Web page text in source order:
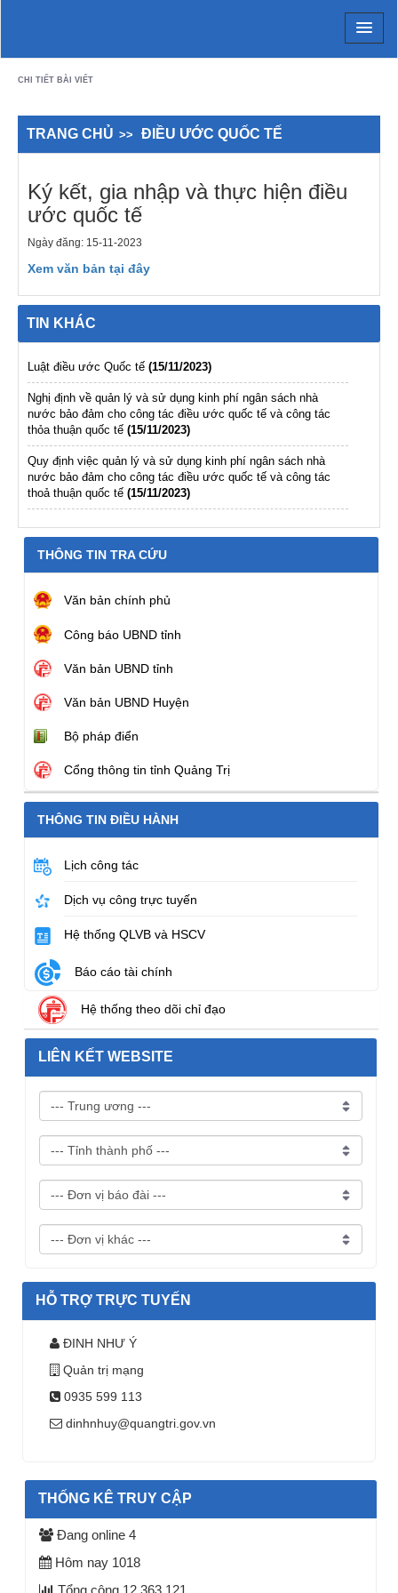
Chi tiết bài viết - Xã Cam Lộ
CHI TIẾT BÀI VIẾT
TRANG CHỦ ĐIỀU ƯỚC QUỐC TẾ
Ký kết, gia nhập và thực hiện điều
ước quốc tế
Ngày đăng: 15-11-2023
Xem văn bản tại đây
TIN KHÁC
Luật điều ước Quốc tế (15/11/2023)
Nghị định về quản lý và sử dụng kinh phí ngân sách nhà
nước bảo đảm cho công tác điều ước quốc tế và công tác
thỏa thuận quốc tế (15/11/2023)
Quy định việc quản lý và sử dụng kinh phí ngân sách nhà
nước bảo đảm cho công tác điều ước quốc tế và công tác
thoả thuận quốc tế (15/11/2023)
THÔNG TIN TRA CỨU
Văn bản chính phủ
Công báo UBND tỉnh
Văn bản UBND tỉnh
Văn bản UBND Huyện
Bộ pháp điển
Cổng thông tin tỉnh Quảng Trị
THÔNG TIN ĐIỀU HÀNH
Lịch công tác
Dịch vụ công trực tuyến
Hệ thống QLVB và HSCV
Báo cáo tài chính
Hệ thống theo dõi chỉ đạo
LIÊN KẾT WEBSITE
HỖ TRỢ TRỰC TUYẾN
ĐINH NHƯ Ý
Quản trị mạng
0935 599 113
dinhnhuy@quangtri.gov.vn
THỐNG KÊ TRUY CẬP
Đang online 4
Hôm nay 1018